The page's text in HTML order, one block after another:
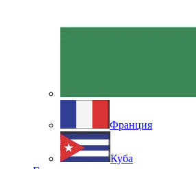
Франция
Куба